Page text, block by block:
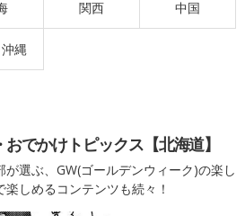
関西 中国
縄
でかけトピックス【北海道】
が選ぶ、GW(ゴールデンウィーク)の楽し
しめるコンテンツも続々！